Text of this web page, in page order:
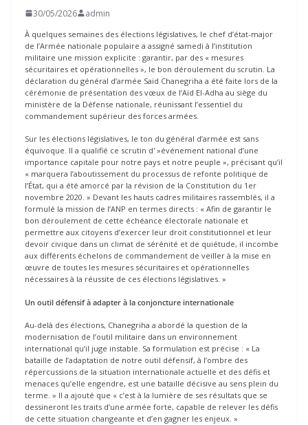
30/05/2026 admin
À quelques semaines des élections législatives, le chef d’état-major
de l’Armée nationale populaire a assigné samedi à l’institution
militaire une mission explicite : garantir, par des « mesures
sécuritaires et opérationnelles », le bon déroulement du scrutin. La
déclaration du général d’armée Saïd Chanegriha a été faite lors de la
cérémonie de présentation des vœux de l’Aïd El-Adha au siège du
ministère de la Défense nationale, réunissant l’essentiel du
commandement supérieur des forces armées.
Sur les élections législatives, le ton du général d’armée est sans
équivoque. Il a qualifié ce scrutin d' »événement national d’une
importance capitale pour notre pays et notre peuple », précisant qu’il
« marquera l’aboutissement du processus de refonte politique de
l’État, qui a été amorcé par la révision de la Constitution du 1er
novembre 2020. » Devant les hauts cadres militaires rassemblés, il a
formulé la mission de l’ANP en termes directs : « Afin de garantir le
bon déroulement de cette échéance électorale nationale et
permettre aux citoyens d’exercer leur droit constitutionnel et leur
devoir civique dans un climat de sérénité et de quiétude, il incombe
aux différents échelons de commandement de veiller à la mise en
œuvre de toutes les mesures sécuritaires et opérationnelles
nécessaires à la réussite de ces élections législatives. »
Un outil défensif à adapter à la conjoncture internationale
Au-delà des élections, Chanegriha a abordé la question de la
modernisation de l’outil militaire dans un environnement
international qu’il juge instable. Sa formulation est précise : « La
bataille de l’adaptation de notre outil défensif, à l’ombre des
répercussions de la situation internationale actuelle et des défis et
menaces qu’elle engendre, est une bataille décisive au sens plein du
terme. » Il a ajouté que « c’est à la lumière de ses résultats que se
dessineront les traits d’une armée forte, capable de relever les défis
de cette situation changeante et d’en gagner les enjeux. »